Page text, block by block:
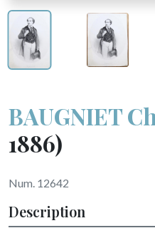
BAUGNIET
1886)
Num. 12642
Description